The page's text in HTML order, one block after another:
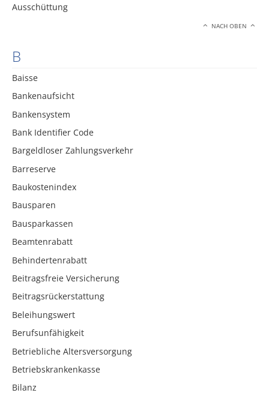
Ausschüttung
NACH OBEN
B
Baisse
Bankenaufsicht
Bankensystem
Bank Identifier Code
Bargeldloser Zahlungsverkehr
Barreserve
Baukostenindex
Bausparen
Bausparkassen
Beamtenrabatt
Behindertenrabatt
Beitragsfreie Versicherung
Beitragsrückerstattung
Beleihungswert
Berufsunfähigkeit
Betriebliche Altersversorgung
Betriebskrankenkasse
Bilanz